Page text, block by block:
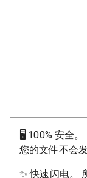
🖥 100% 安全。
您的文件不会
✨快速闪电。